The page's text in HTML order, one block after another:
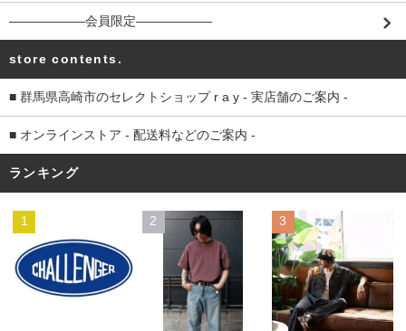
――――――会員限定――――――
store contents.
■ 群馬県高崎市のセレクトショップ r a y - 実店舗のご案内 -
■ オンラインストア - 配送料などのご案内 -
ランキング
1 2 3